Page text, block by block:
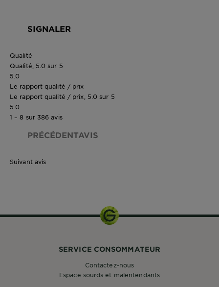
SIGNALER
Qualité
Qualité, 5.0 sur 5
5.0
Le rapport qualité / prix
Le rapport qualité / prix, 5.0 sur 5
5.0
1 – 8 sur 386 avis
PRÉCÉDENTAVIS
Suivant avis
SERVICE CONSOMMATEUR
Contactez-nous
Espace sourds et malentendants